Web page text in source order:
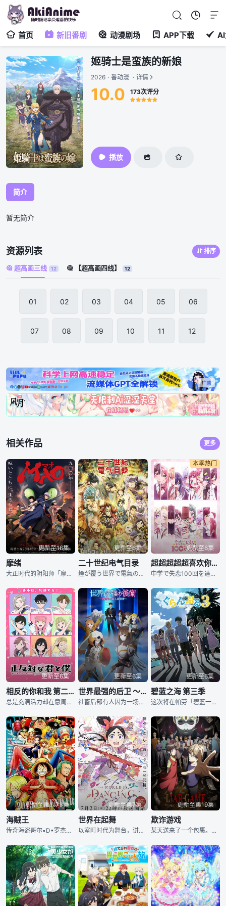
首页 新旧番剧 动漫剧场 APP下载
姬骑士是蛮族的新娘
2026 · 番动漫 · 详情
10.0 173次评分
很差
较差
还行推荐力荐
播放
简介
暂无简介
资源列表 排序
超高画三线 12 【超高画四线】 12
01 02 03 04 05 06
07 08 09 10 11 12
相关作品 更多
更新至16集
摩绪
大正时代的阴阳师「摩绪」，因诅咒而活了超过900年。令和时代的少女「菜花」，意外穿越到妖怪横行的大正时代，并在摩绪指出她身上的异变后，得知两人竟被施下同样的诅咒！跨越时代的邂逅、交错的命运。摩绪与菜花携手对抗连锁蔓延的诅咒，揭开背后的真相！ [简介原文] 大正時代を生きる青年、摩緒。“呪い”により900年生き続ける謎の陰陽師。 令和を生きる中学生の少女、黄葉菜花。幼い頃、家族と事故に巻き込まれ、自分だけが生き残った。 ある日、菜花が事故現場となった商店街の門をくぐると、 妖の蔓延る大正時代に迷い込んでしま
更新至6集
二十世纪电气目录
煙が覆う世界で電氣の時代を夢見た、 少年少女の冒険奇譚！ 煙が覆う世界で電氣の時代を夢見た、少年少女の冒険奇譚！ これは少し昔。 今ある歴史とは異なる進化を遂げた、20世紀初頭の京都。 蒸気機関のみが発達した世界で、街は煙に包まれていた。 ──これは少し昔。今ある歴史とは異なる進化を遂げた、20世紀初頭の京都。蒸気機関のみが発達した世界で、街は煙に包まれていた。"電氣の時代"をともに夢見た兄を失い、疑い深く生きる少年。 将来の夢と亡き母への後悔を胸に秘め、信心深く生きる少女。 夢を描いた「二十世紀電氣目
本季热门
更新至6集
超超超超超喜欢你的100个女朋友 第三季
中学で失恋100回を達成した愛城恋太郎は、高校でこそ彼女を！と願い訪れた神社で、現れた恋の神様から「高校で出会う運命の人は100人いる」と告げられる。 しかし神様いわく、運命の人と出会った人間は、その相手と愛し合って幸せになれなければ死んでしまうという……。 次々に待ち受ける運命の人との出会い──どうする恋太郎？どうなる100人の彼女！？
更新至6集
相反的你和我 第二季
总是充满活力却在意周围目光的女孩 — 铃木，以及沉静但能坚定表达自己意见的男孩 — 谷。 这是一个由两个性格截然不同的人、彼此尊重、慢慢加深理解，并与朋友们一起度过校园生活的爱情喜剧！ [简介原文] いつも元気いっぱいだけど周りの目を気にしてしまう女子・鈴木と、物静かだけど自分の意見をしっかり言える男子・谷。 正反対な二人が誤解や勘違いをしながらもお互いを尊重し、ゆっくりと理解を深めていく姿と、友人たちとの学校生活を描くラブコメディ。
更新至6集
世界最强的后卫 ～迷宫国的新人探索者～
社畜后部有人因为一场意外事故，转生到了被称为「迷宫国」的异世界。 在那里，成为迷宫探索者的有人，获得的竟是不明职业「后卫」。那是兼具攻击和防御，以及治疗能力的万能支援职！ 与神秘的亚人佣兵少女、转生前的美女上司，以及一群个性鲜明的伙伴们一起，有人一步步爬升迷宫国的序列！ 「──各位，我来『支援』！」 他的支援，强化了力量与情谊──最强支援职的冒险谭，正式揭幕！ [简介原文] 社畜の後部有人は、事故に巻き込まれ『迷宮国』と呼ばれる異世界に転生する。 そこで迷宮探索者となったアリヒトが就いたのは、正体不明の職
更新至6集
碧蓝之海 第三季
这次将在帕劳「碧蓝一夏」！ 北原伊织来到伊豆开始大学生活后已经过了几个月——。 他寄住于潜水商店「Grand Blue」，和可爱的表妹古手川千纱住在同一个屋檐下。再加上表姐古手川奈奈华、充满成熟魅力的滨冈梓、同年级的同学吉原爱菜，伊织过着一帆风顺的青春校园生活！ ……然而这只是其中一个面向，其实他大学生活的大半都是和全裸的臭男人们的疯狂闹剧！ 说起来也是因为伊织加入的潜水社团「Peek a Boo」是个潜水频率普普，却天天和群壮汉脱光衣服饮酒作乐，过着喧闹的日常生活的社团。而在这其中，伊织和是个帅哥、但其
更新至第1173集
海贼王
传奇海盗哥尔•D•罗杰在临死前曾留下关于其毕生的财富“One Piece”的消息，由此引得群雄并起，众海盗们为了这笔传说中的巨额财富展开争夺，各种势力、政权不断交替，整个世界进入了动荡混乱的“大海
更新至第7集
世界在起舞
以室町时代为舞台，讲述了后来被称为世阿弥的美少年“鬼夜叉”的故事。在一切以技艺为重的父亲观阿弥身边长大，鬼夜叉始终无法理解人类为何会享受艺术与表演。某一天，他在村子边缘的一户民宅中，看见一名唱歌跳舞的
更新至第19集
欺诈游戏
某天送来了一个包裹。里头有一张写着「恭喜你！你这次以10万分之1的机率成功的获选为LIAR GAME TOURNAMENT的会员。」的信，以及现金一亿日元，这就是诈欺游戏的开始。唯一的游戏规则是----------30天后游戏结束的那天必须归还自己所拥有的一亿日元。最后能抢夺到对手的金钱就是赢家并且能获得一亿日元，而败家则是背负一亿日元的负债…。 到底该相信谁？不该相信谁呢…？ 一部描述面对巨款而心生动摇的人类心理新作！